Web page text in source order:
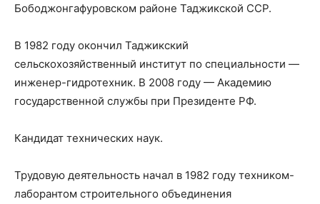
Бободжонгафуровском районе Таджикской ССР.
В 1982 году окончил Таджикский
сельскохозяйственный институт по специальности —
инженер-гидротехник. В 2008 году — Академию
государственной службы при Президенте РФ.
Кандидат технических наук.
Трудовую деятельность начал в 1982 году техником-
лаборантом строительного объединения